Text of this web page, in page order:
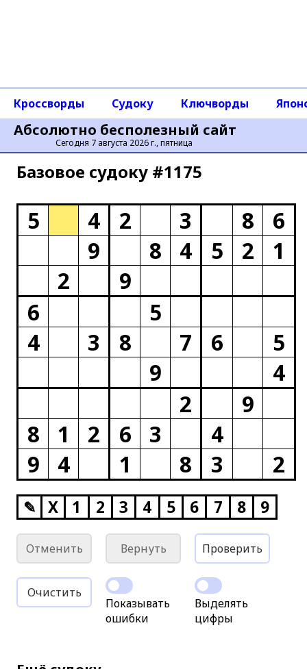
Абсолютно бесполезный сайт
Сегодня 7 августа 2026 г., пятница
Кроссворды Судоку Ключворды
Базовое cудоку #1175
5 4 2 3 8
6
9
8 4 5 2
1
2
9
6
5
4
3 8 7 6
5
9
4
2
9
8
1 2 6 3
4
9
4 1 8 3 2
✎ X 1 2 3 4 5 6 7 8 9
Отменить Вернуть Проверить
Очистить
Показывать
ошибки
Выделять
цифры